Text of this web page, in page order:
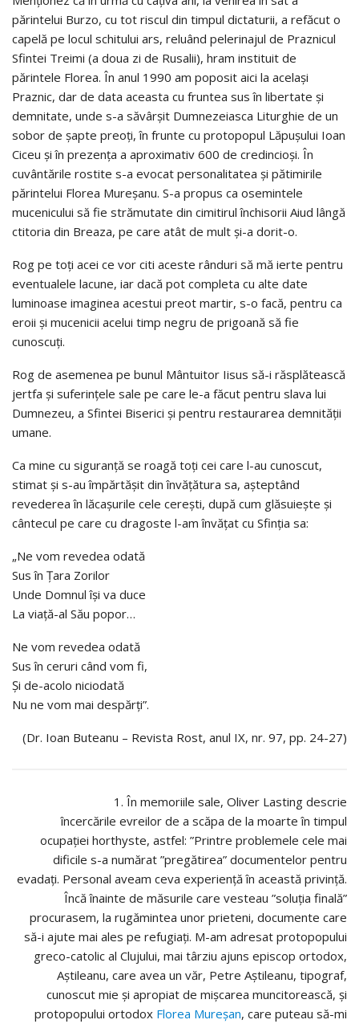
părintelui Burzo, cu tot riscul din timpul dictaturii, a refăcut o
capelă pe locul schitului ars, reluând pelerinajul de Praznicul
Sfintei Treimi (a doua zi de Rusalii), hram instituit de
părintele Florea. În anul 1990 am poposit aici la acelaşi
Praznic, dar de data aceasta cu fruntea sus în libertate şi
demnitate, unde s-a săvârşit Dumnezeiasca Liturghie de un
sobor de şapte preoţi, în frunte cu protopopul Lăpuşului Ioan
Ciceu şi în prezenţa a aproximativ 600 de credincioşi. În
cuvântările rostite s-a evocat personalitatea şi pătimirile
părintelui Florea Mureşanu. S-a propus ca osemintele
mucenicului să fie strămutate din cimitirul închisorii Aiud lângă
ctitoria din Breaza, pe care atât de mult şi-a dorit-o.
Rog pe toţi acei ce vor citi aceste rânduri să mă ierte pentru
eventualele lacune, iar dacă pot completa cu alte date
luminoase imaginea acestui preot martir, s-o facă, pentru ca
eroii şi mucenicii acelui timp negru de prigoană să fie
cunoscuţi.
Rog de asemenea pe bunul Mântuitor Iisus să-i răsplătească
jertfa şi suferinţele sale pe care le-a făcut pentru slava lui
Dumnezeu, a Sfintei Biserici şi pentru restaurarea demnităţii
umane.
Ca mine cu siguranţă se roagă toţi cei care l-au cunoscut,
stimat şi s-au împărtăşit din învăţătura sa, aşteptând
revederea în lăcaşurile cele cereşti, după cum glăsuieşte şi
cântecul pe care cu dragoste l-am învăţat cu Sfinţia sa:
„Ne vom revedea odată
Sus în Ţara Zorilor
Unde Domnul îşi va duce
La viaţă-al Său popor…
Ne vom revedea odată
Sus în ceruri când vom fi,
Şi de-acolo niciodată
Nu ne vom mai despărţi”.
(Dr. Ioan Buteanu – Revista Rost, anul IX, nr. 97, pp. 24-27)
1. În memoriile sale, Oliver Lasting descrie
încercările evreilor de a scăpa de la moarte în timpul
ocupației horthyste, astfel: ”Printre problemele cele mai
dificile s-a numărat ”pregătirea” documentelor pentru
evadați. Personal aveam ceva experiență în această privință.
Încă înainte de măsurile care vesteau ”soluția finală”
procurasem, la rugămintea unor prieteni, documente care
să-i ajute mai ales pe refugiați. M-am adresat protopopului
greco-catolic al Clujului, mai târziu ajuns episcop ortodox,
Aștileanu, care avea un văr, Petre Aștileanu, tipograf,
cunoscut mie și apropiat de mișcarea muncitorească, și
protopopului ortodox Florea Mureșan, care puteau să-mi